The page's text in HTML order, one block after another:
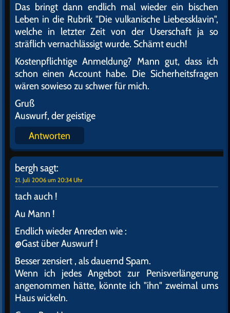
Das bringt dann endlich mal wieder ein bischen
Leben in die Rubrik "Die vulkanische Liebessklavin",
welche in letzter Zeit von der Userschaft ja so
sträflich vernachlässigt wurde. Schämt euch!
Kostenpflichtige Anmeldung? Mann gut, dass ich
schon einen Account habe. Die Sicherheitsfragen
wären sowieso zu schwer für mich.
Gruß
Auswurf, der geistige
Antworten
berghsagt:
21. Juli 2006 um 20:34 Uhr
tach auch !
Au Mann !
Endlich wieder Anreden wie :
@Gast über Auswurf !
Besser zensiert , als dauernd Spam.
Wenn ich jedes Angebot zur Penisverlängerung
angenommen hätte, könnte ich "ihn" zweimal ums
Haus wickeln.